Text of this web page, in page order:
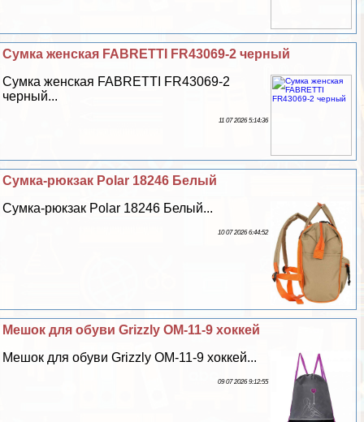
Сумка женская FABRETTI FR43069-2 черный
Сумка женская FABRETTI FR43069-2
черный...
11 07 2026 5:14:36
Сумка-рюкзак Polar 18246 Белый
Сумка-рюкзак Polar 18246 Белый...
10 07 2026 6:44:52
Мешок для обуви Grizzly OM-11-9 хоккей
Мешок для обуви Grizzly OM-11-9 хоккей...
09 07 2026 9:12:55